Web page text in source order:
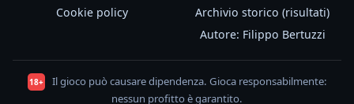
Cookie policy
Archivio storico (risultati)
Autore: Filippo Bertuzzi
18+
Il gioco può causare dipendenza. Gioca responsabilmente:
nessun profitto è garantito.